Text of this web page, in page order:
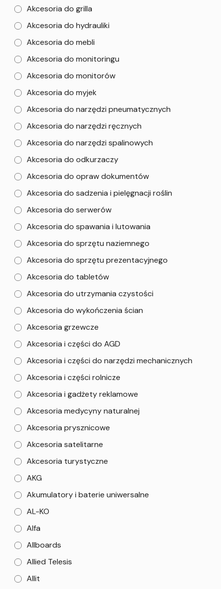
Akcesoria do grilla
Akcesoria do hydrauliki
Akcesoria do mebli
Akcesoria do monitoringu
Akcesoria do monitorów
Akcesoria do myjek
Akcesoria do narzędzi pneumatycznych
Akcesoria do narzędzi ręcznych
Akcesoria do narzędzi spalinowych
Akcesoria do odkurzaczy
Akcesoria do opraw dokumentów
Akcesoria do sadzenia i pielęgnacji roślin
Akcesoria do serwerów
Akcesoria do spawania i lutowania
Akcesoria do sprzętu naziemnego
Akcesoria do sprzętu prezentacyjnego
Akcesoria do tabletów
Akcesoria do utrzymania czystości
Akcesoria do wykończenia ścian
Akcesoria grzewcze
Akcesoria i części do AGD
Akcesoria i części do narzędzi mechanicznych
Akcesoria i części rolnicze
Akcesoria i gadżety reklamowe
Akcesoria medycyny naturalnej
Akcesoria prysznicowe
Akcesoria satelitarne
Akcesoria turystyczne
AKG
Akumulatory i baterie uniwersalne
AL-KO
Alfa
Allboards
Allied Telesis
Allit